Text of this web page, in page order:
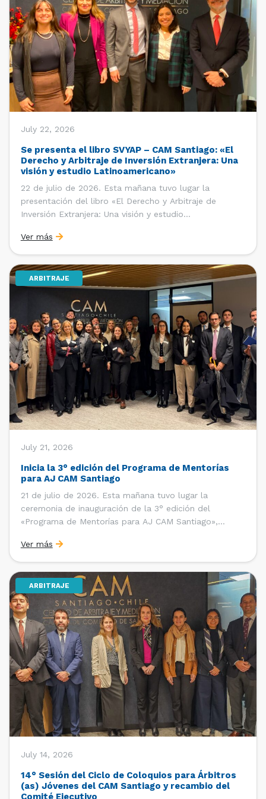
July 22, 2026
Se presenta el libro SVYAP – CAM Santiago: «El
Derecho y Arbitraje de Inversión Extranjera: Una
visión y estudio Latinoamericano»
22 de julio de 2026. Esta mañana tuvo lugar la
presentación del libro «El Derecho y Arbitraje de
Inversión Extranjera: Una visión y estudio
«Santiago Very Young Arbitration Practitioners»
(SVYAP), iniciativa que reúne a jóvenes profesionales
interesados en el arbitraje doméstico e internacional,
[…]
Ver más
ARBITRAJE
July 21, 2026
Inicia la 3° edición del Programa de Mentorías
para AJ CAM Santiago
21 de julio de 2026. Esta mañana tuvo lugar la
ceremonia de inauguración de la 3° edición del
«Programa de Mentorías para AJ CAM Santiago»,
Internacionales con el apoyo de la Dirección Ejecutiva
y la Subdirección Ejecutiva y de Asuntos
Internacionales, tras […]
Ver más
ARBITRAJE
July 14, 2026
14° Sesión del Ciclo de Coloquios para Árbitros
(as) Jóvenes del CAM Santiago y recambio del
Comité Ejecutivo